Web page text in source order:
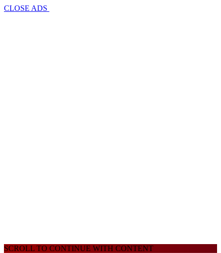
CLOSE ADS
SCROLL TO CONTINUE WITH CONTENT